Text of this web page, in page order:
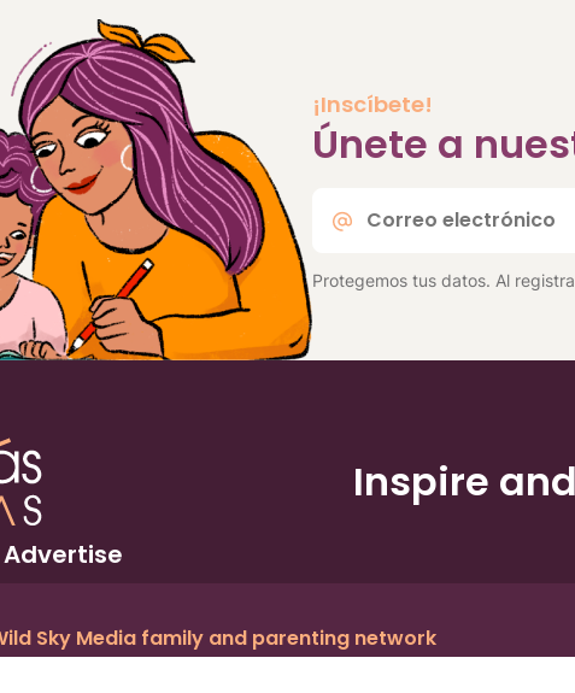
¡Inscíbete!
Únete a
electrónico
Protegemos tus datos. Al
Inspire
Advertise
Sky Media family and parenting network
Media. All rights reserved.